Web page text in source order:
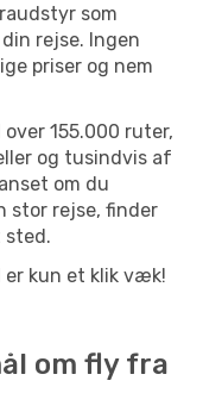
som
rejse. Ingen
priser og nem
155.000 ruter,
og tusindvis af
om du
stor rejse, finder
sted.
kun et klik væk!
om fly fra